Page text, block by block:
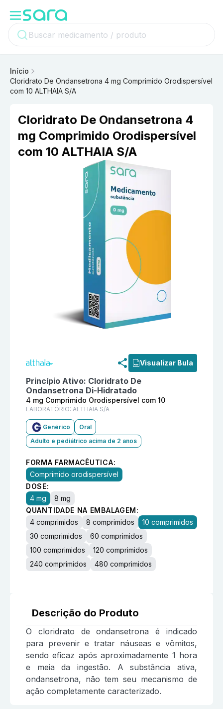
Início
Cloridrato De Ondansetrona 4 mg Comprimido Orodispersível
com 10 ALTHAIA S/A
Cloridrato De Ondansetrona 4
mg Comprimido Orodispersível
com 10 ALTHAIA S/A
Visualizar Bula
Princípio Ativo: Cloridrato De
Ondansetrona Di-Hidratado
4 mg Comprimido Orodispersível com 10
LABORATÓRIO: ALTHAIA S/A
Genérico
Oral
Adulto e pediátrico acima de 2 anos
FORMA FARMACÊUTICA:
Comprimido orodispersível
DOSE:
4 mg
8 mg
QUANTIDADE NA EMBALAGEM:
4 comprimidos
8 comprimidos
10 comprimidos
30 comprimidos
60 comprimidos
100 comprimidos
120 comprimidos
240 comprimidos
480 comprimidos
Descrição do Produto
O cloridrato de ondansetrona é indicado
para prevenir e tratar náuseas e vômitos,
sendo eficaz após aproximadamente 1 hora
e meia da ingestão. A substância ativa,
ondansetrona, não tem seu mecanismo de
ação completamente caracterizado.